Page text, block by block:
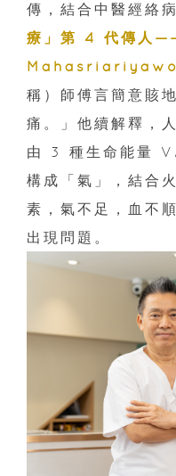
傳，結合中醫經絡
療」第 4 代傳人
稱）師傅言簡意賅
痛。」他續解釋，
由 3 種生命能量
構成「氣」，結合
素，氣不足，血不
出現問題。